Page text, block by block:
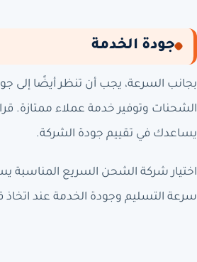
جودة الخدمة
بجانب السرعة، يجب أن تنظر أيضًا إلى
الشحنات وتوفير خدمة عملاء ممتازة.
يساعدك في تقييم جودة الشركة.
اختيار شركة الشحن السريع
سرعة التسليم وجودة الخدمة عند اتخاذ